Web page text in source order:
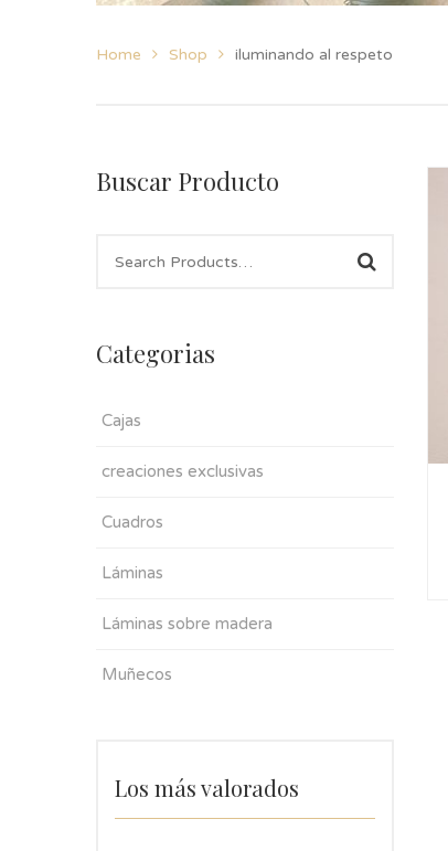
Home Shop iluminando al respeto
Buscar Producto
Categorias
Cajas
creaciones exclusivas
Cuadros
Láminas
Láminas sobre madera
Muñecos
Los más valorados